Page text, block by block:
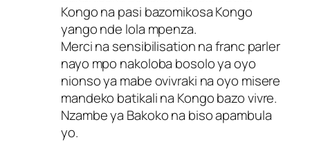
Kongo na pasi bazomikosa Kongo
yango nde lola mpenza.
Merci na sensibilisation na franc parler
nayo mpo nakoloba bosolo ya oyo
nionso ya mabe ovivraki na oyo misere
mandeko batikali na Kongo bazo vivre.
Nzambe ya Bakoko na biso apambula
yo.